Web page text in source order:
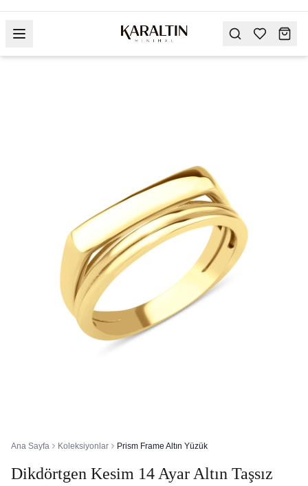
Ana Sayfa Koleksiyonlar Prism Frame Altın Yüzük
Dikdörtgen Kesim 14 Ayar Altın Taşsız